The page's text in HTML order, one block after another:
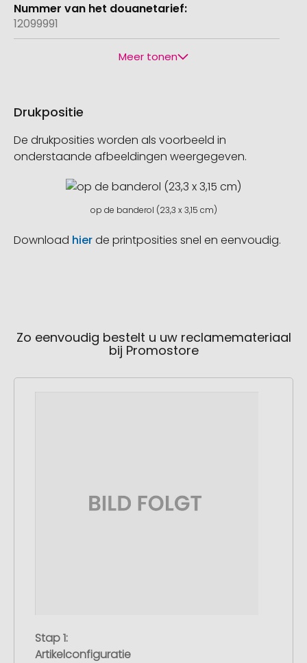
12099991
Meer tonen
Drukpositie
De drukposities worden als voorbeeld in
onderstaande afbeeldingen weergegeven.
op de banderol (23,3 x 3,15 cm)
Download hierde printposities snel en eenvoudig.
Zo eenvoudig bestelt u uw reclamemateriaal
bij Promostore
Stap 1:
Artikelconfiguratie